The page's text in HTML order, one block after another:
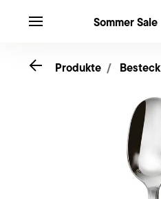
Sommer Sale
Go back
Produkte Besteck